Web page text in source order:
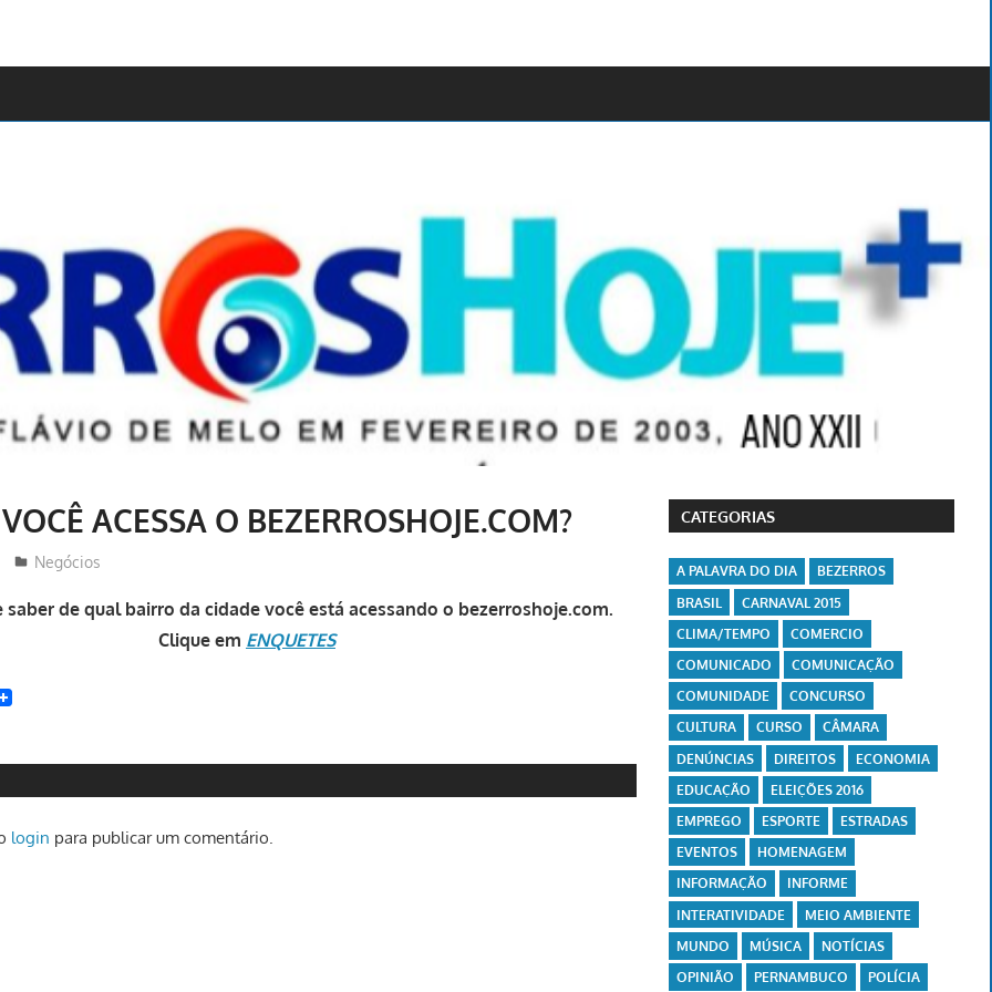
ACESSA O BEZERROSHOJE.COM?
Redator
Negócios
saber de qual bairro da cidade você está acessando o bezerroshoje.com.
Clique em ENQUETES
login para publicar um comentário.
CATEGORIAS
A PALAVRA DO DIA
BEZERROS
BRASIL
CARNAVAL 2015
CLIMA/TEMPO
COMERCIO
COMUNICADO
COMUNICAÇÃO
COMUNIDADE
CONCURSO
CULTURA
CURSO
CÂMARA
DENÚNCIAS
DIREITOS
ECONOMIA
EDUCAÇÃO
ELEIÇÕES 2016
EMPREGO
ESPORTE
ESTRADAS
EVENTOS
HOMENAGEM
INFORMAÇÃO
INFORME
INTERATIVIDADE
MEIO AMBIENTE
MUNDO
MÚSICA
NOTÍCIAS
OPINIÃO
PERNAMBUCO POLÍCIA